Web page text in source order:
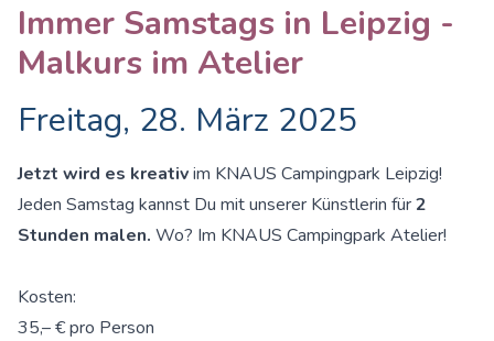
Immer Samstags in Leipzig -
Malkurs im Atelier
Freitag, 28. März 2025
Jetzt wird es kreativim KNAUS Campingpark Leipzig!
Jeden Samstag kannst Du mit unserer Künstlerin für2
Stunden malen. Wo? Im KNAUS Campingpark Atelier!
Kosten:
35,– € pro Person